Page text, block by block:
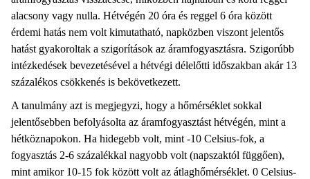
alacsony vagy nulla. Hétvégén 20 óra és reggel 6 óra között
érdemi hatás nem volt kimutatható, napközben viszont jelentős
hatást gyakoroltak a szigorítások az áramfogyasztásra. Szigorúbb
intézkedések bevezetésével a hétvégi délelőtti időszakban akár 13
százalékos csökkenés is bekövetkezett.
A tanulmány azt is megjegyzi, hogy a hőmérséklet sokkal
jelentősebben befolyásolta az áramfogyasztást hétvégén, mint a
hétköznapokon. Ha hidegebb volt, mint -10 Celsius-fok, a
fogyasztás 2-6 százalékkal nagyobb volt (napszaktól függően),
mint amikor 10-15 fok között volt az átlaghőmérséklet. 0 Celsius-